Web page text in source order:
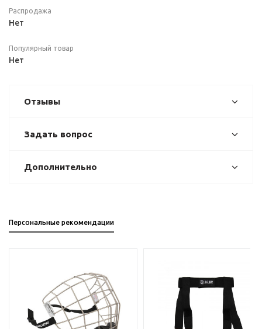
Распродажа
Нет
Популярный товар
Нет
Отзывы
Задать вопрос
Дополнительно
Персональные рекомендации